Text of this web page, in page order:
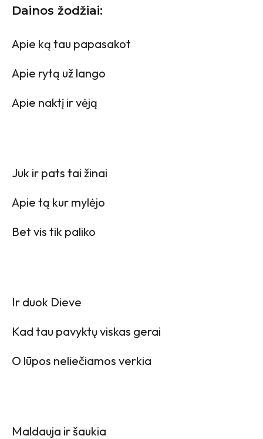
Dainos žodžiai:
Apie ką tau papasakot
Apie rytą už lango
Apie naktį ir vėją
Juk ir pats tai žinai
Apie tą kur mylėjo
Bet vis tik paliko
Ir duok Dieve
Kad tau pavyktų viskas gerai
O lūpos neliečiamos verkia
Maldauja ir šaukia